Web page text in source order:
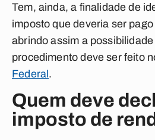
Tem, ainda, a finalidade de
imposto que deveria ser
abrindo assim a
procedimento deve ser feito
Federal .
Quem deve
imposto de